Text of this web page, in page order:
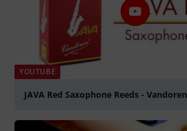
YOUTUBE
JAVA Red Saxophone Reeds - Vandoren